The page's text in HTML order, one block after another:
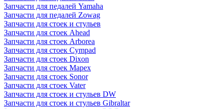
Запчасти для педалей Yamaha
Запчасти для педалей Zowag
Запчасти для стоек и стульев
Запчасти для стоек Ahead
Запчасти для стоек Arborea
Запчасти для стоек Cympad
Запчасти для стоек Dixon
Запчасти для стоек Mapex
Запчасти для стоек Sonor
Запчасти для стоек Vater
Запчасти для стоек и стульев DW
Запчасти для стоек и стульев Gibraltar